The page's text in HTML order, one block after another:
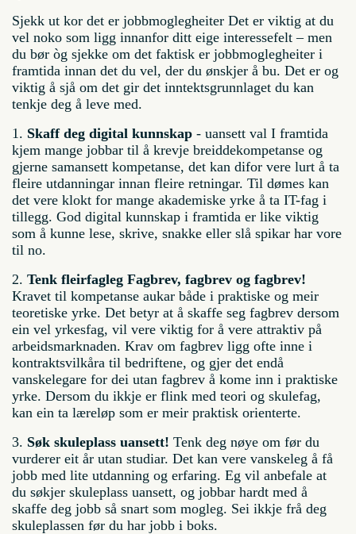
Sjekk ut kor det er jobbmoglegheiter Det er viktig at du
vel noko som ligg innanfor ditt eige interessefelt – men
du bør òg sjekke om det faktisk er jobbmoglegheiter i
framtida innan det du vel, der du ønskjer å bu. Det er og
viktig å sjå om det gir det inntektsgrunnlaget du kan
tenkje deg å leve med.
1. Skaff deg digital kunnskap - uansett val I framtida
kjem mange jobbar til å krevje breiddekompetanse og
gjerne samansett kompetanse, det kan difor vere lurt å ta
fleire utdanningar innan fleire retningar. Til dømes kan
det vere klokt for mange akademiske yrke å ta IT-fag i
tillegg. God digital kunnskap i framtida er like viktig
som å kunne lese, skrive, snakke eller slå spikar har vore
til no.
2. Tenk fleirfagleg Fagbrev, fagbrev og fagbrev!
Kravet til kompetanse aukar både i praktiske og meir
teoretiske yrke. Det betyr at å skaffe seg fagbrev dersom
ein vel yrkesfag, vil vere viktig for å vere attraktiv på
arbeidsmarknaden. Krav om fagbrev ligg ofte inne i
kontraktsvilkåra til bedriftene, og gjer det endå
vanskelegare for dei utan fagbrev å kome inn i praktiske
yrke. Dersom du ikkje er flink med teori og skulefag,
kan ein ta læreløp som er meir praktisk orienterte.
3. Søk skuleplass uansett! Tenk deg nøye om før du
vurderer eit år utan studiar. Det kan vere vanskeleg å få
jobb med lite utdanning og erfaring. Eg vil anbefale at
du søkjer skuleplass uansett, og jobbar hardt med å
skaffe deg jobb så snart som mogleg. Sei ikkje frå deg
skuleplassen før du har jobb i boks.